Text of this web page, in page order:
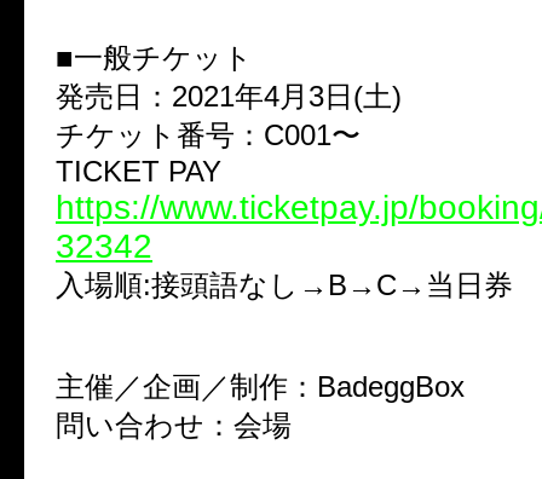
■一般チケット
発売日：2021年4月3日(土)
チケット番号：C001〜
TICKET PAY
https://www.ticketpay.jp/
32342
入場順:接頭語なし→B→C→当日券
主催／企画／制作：BadeggBox
問い合わせ：会場